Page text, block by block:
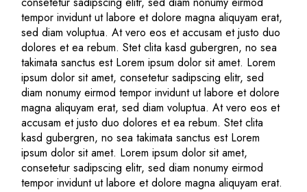
tempor invidunt ut labore et dolore magna aliquyam erat,
sed diam voluptua. At vero eos et accusam et justo duo
dolores et ea rebum. Stet clita kasd gubergren, no sea
takimata sanctus est Lorem ipsum dolor sit amet. Lorem
ipsum dolor sit amet, consetetur sadipscing elitr, sed
diam nonumy eirmod tempor invidunt ut labore et dolore
magna aliquyam erat, sed diam voluptua. At vero eos et
accusam et justo duo dolores et ea rebum. Stet clita
kasd gubergren, no sea takimata sanctus est Lorem
ipsum dolor sit amet. Lorem ipsum dolor sit amet,
consetetur sadipscing elitr, sed diam nonumy eirmod
tempor invidunt ut labore et dolore magna aliquyam erat.